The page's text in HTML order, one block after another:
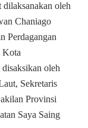
dilaksanakan oleh
Chaniago
Perdagangan
Kota
oleh
Sekretaris
Provinsi
Saya Saing